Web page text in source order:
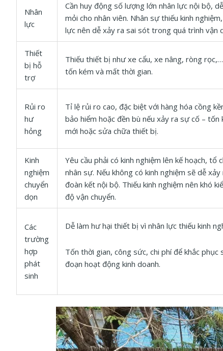
Nhân
lực
Cần huy động số lượng lớn nhân lực nội bộ,
mỏi cho nhân viên. Nhân sự thiếu kinh
lực nên dễ xảy ra sai sót trong quá trình vận
Thiết
bị hỗ
trợ
Thiếu thiết bị như xe cẩu, xe nâng, ròng
tốn kém và mất thời gian.
Rủi ro
hư
hỏng
Tỉ lệ rủi ro cao, đặc biệt với hàng hóa cồng
bảo hiểm hoặc đền bù nếu xảy ra sự cố – tốn
mới hoặc sửa chữa thiết bị.
Kinh
nghiệm
chuyển
dọn
Yêu cầu phải có kinh nghiệm lên kế hoạch, tổ
nhân sự. Nếu không có kinh nghiệm sẽ dễ
đoàn kết nội bộ. Thiếu kinh nghiệm nên khó
độ vận chuyển.
Các
trường
hợp
phát
sinh
Dễ làm hư hại thiết bị vì nhân lực thiếu kinh
Tốn thời gian, công sức, chi phí để khắc phục
đoạn hoạt động kinh doanh.